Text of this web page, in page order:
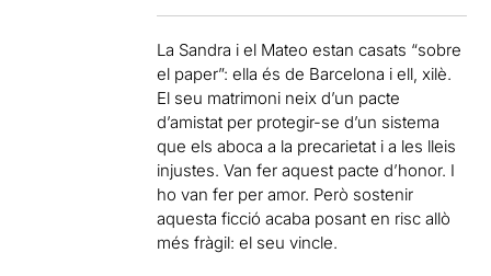
La Sandra i el Mateo estan casats “sobre
el paper”: ella és de Barcelona i ell, xilè.
El seu matrimoni neix d’un pacte
d’amistat per protegir-se d’un sistema
que els aboca a la precarietat i a les lleis
injustes. Van fer aquest pacte d’honor. I
ho van fer per amor. Però sostenir
aquesta ficció acaba posant en risc allò
més fràgil: el seu vincle.